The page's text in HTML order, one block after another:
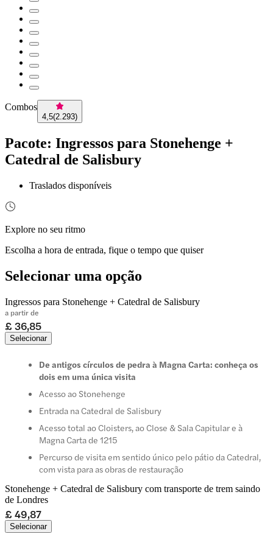
Combos
4,5(2.293)
Pacote: Ingressos para Stonehenge +
Catedral de Salisbury
Traslados disponíveis
Explore no seu ritmo
Escolha a hora de entrada, fique o tempo que quiser
Selecionar uma opção
Ingressos para Stonehenge + Catedral de Salisbury
a partir de
£ 36,85
Selecionar
De antigos círculos de pedra à Magna Carta: conheça os
dois em uma única visita
Acesso ao Stonehenge
Entrada na Catedral de Salisbury
Acesso total ao Cloisters, ao Close & Sala Capitular e à
Magna Carta de 1215
Percurso de visita em sentido único pelo pátio da Catedral,
com vista para as obras de restauração
Stonehenge + Catedral de Salisbury com transporte de trem saindo
de Londres
£ 49,87
Selecionar